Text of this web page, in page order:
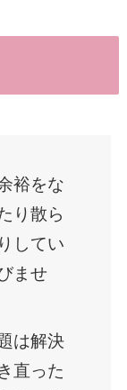
裕をな
り散ら
してい
ませ
は解決
直った